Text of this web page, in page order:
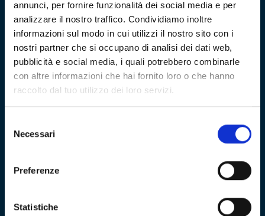
annunci, per fornire funzionalità dei social media e per
analizzare il nostro traffico. Condividiamo inoltre
informazioni sul modo in cui utilizzi il nostro sito con i
nostri partner che si occupano di analisi dei dati web,
pubblicità e social media, i quali potrebbero combinarle
con altre informazioni che hai fornito loro o che hanno
raccolto dal tuo utilizzo dei loro servizi.
delNecessari
Preferenze
Statistiche
Via al Porto Antico 4 | 16128 Genova
info@fondazionegenoa.com
+39 3402800268